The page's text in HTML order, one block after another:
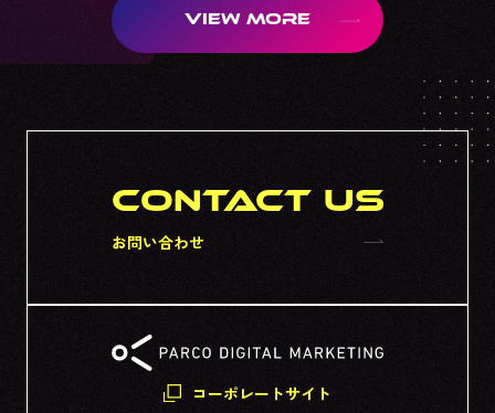
VIEW MORE
CONTACT US
お問い合わせ
コーポレートサイト